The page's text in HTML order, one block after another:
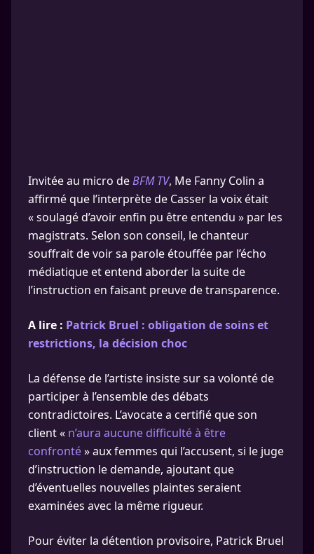
Invitée au micro deBFM TV, Me Fanny Colin a
affirmé que l’interprète de Casser la voix était
« soulagé d’avoir enfin pu être entendu » par les
magistrats. Selon son conseil, le chanteur
souffrait de voir sa parole étouffée par l’écho
médiatique et entend aborder la suite de
l’instruction en faisant preuve de transparence.
A lire : Patrick Bruel : obligation de soins et
restrictions, la décision choc
La défense de l’artiste insiste sur sa volonté de
participer à l’ensemble des débats
contradictoires. L’avocate a certifié que son
client « n’aura aucune difficulté à être
confronté» aux femmes qui l’accusent, si le juge
d’instruction le demande, ajoutant que
d’éventuelles nouvelles plaintes seraient
examinées avec la même rigueur.
Pour éviter la détention provisoire, Patrick Bruel